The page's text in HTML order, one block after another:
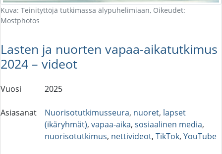
Kuva: Teinityttöjä tutkimassa älypuhelimiaan, Oikeudet:
Mostphotos
Lasten ja nuorten vapaa-aikatutkimus
2024 – videot
Vuosi 2025
Asiasanat Nuorisotutkimusseura, nuoret, lapset
(ikäryhmät), vapaa-aika, sosiaalinen media,
nuorisotutkimus, nettivideot, TikTok, YouTube